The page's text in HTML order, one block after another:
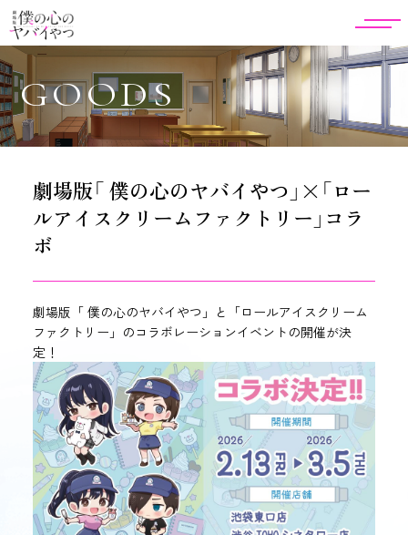
GOODS
劇場版「 僕の心のヤバイやつ」×「ロー
ルアイスクリームファクトリー」コラ
ボ
劇場版「 僕の心のヤバイやつ」と「ロールアイスクリーム
ファクトリー」のコラボレーションイベントの開催が決
定！